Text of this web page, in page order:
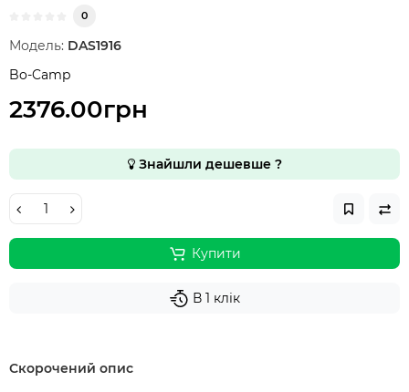
0
Модель: DAS1916
Bo-Camp
2376.00грн
Знайшли дешевше ?
Купити
В 1 клік
Скорочений опис